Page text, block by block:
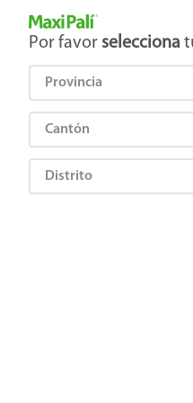
Tienda Maxi Palí
Por favor selecciona
Provincia
Cantón
Distrito